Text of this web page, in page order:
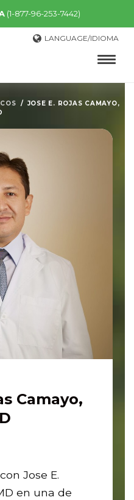
(1-877-96-253-7442)
LANGUAGE/IDIOMA
/ JOSE E. ROJAS CAMAYO,
Camayo,
Jose E.
en una de